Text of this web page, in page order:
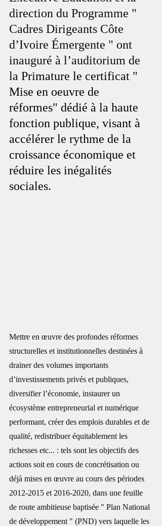
direction du Programme "
Cadres Dirigeants Côte
d’Ivoire Émergente " ont
inauguré à l’auditorium de
la Primature le certificat "
Mise en oeuvre de
réformes" dédié à la haute
fonction publique, visant à
accélérer le rythme de la
croissance économique et
réduire les inégalités
sociales.
Mettre en œuvre des profondes réformes
structurelles et institutionnelles destinées à
drainer des volumes importants
d’investissements privés et publiques,
diversifier l’économie, instaurer un
écosystème entrepreneurial et numérique
performant, créer des emplois durables et de
qualité, redistribuer équitablement les
richesses etc... : tels sont les objectifs des
actions soit en cours de concrétisation ou
déjà mises en œuvre au cours des périodes
2012-2015 et 2016-2020, dans une feuille
de route ambitieuse baptisée " Plan National
de développement " (PND) vers laquelle les